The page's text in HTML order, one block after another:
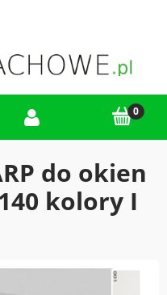
do okien
kolory I